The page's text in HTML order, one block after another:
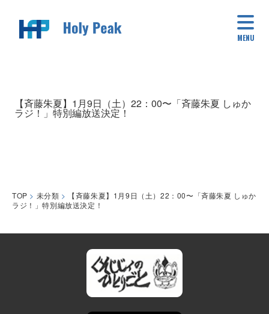
MENU
TOP > 未分類 >
【斉藤朱夏】1月9日（土）22：00〜「斉藤朱夏 しゅか
ラジ！」特別編放送決定！
【斉藤朱夏】1月9日（土）22：00〜「斉藤朱夏 しゅか
ラジ！」特別編放送決定！